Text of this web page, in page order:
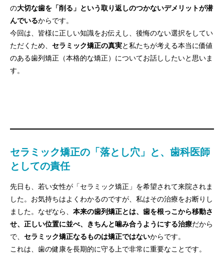
の大切な歯を「削る」という取り返しのつかないデメリットが潜
んでいるからです。
今回は、皆様に正しい知識をお伝えし、後悔のない選択をしてい
ただくため、 セラミック矯正の真実と私たちが考える本当に価値
のある歯列矯正（本格的な矯正）についてお話ししたいと思いま
す。
セラミック矯正の「落とし穴」と、歯科医師
としての責任
先日も、若い女性が「セラミック矯正」を希望されて来院されま
した。お気持ちはよくわかるのですが、私はその治療をお断りし
ました。なぜなら、 本来の歯列矯正とは、歯を根っこから移動さ
せ、正しい位置に並べ、きちんと噛み合うようにする治療だから
で、 セラミック矯正なるものは矯正ではないからです。
これは、歯の健康を長期的に守る上で非常に重要なことです。